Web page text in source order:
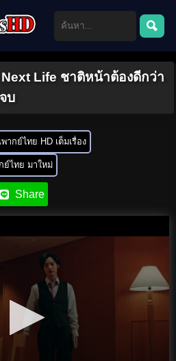
Next Life ชาติหน้าต้องดีกว่า
บ
กย์ไทย HD เต็มเรื่อง
ย์ไทย มาใหม่
Share